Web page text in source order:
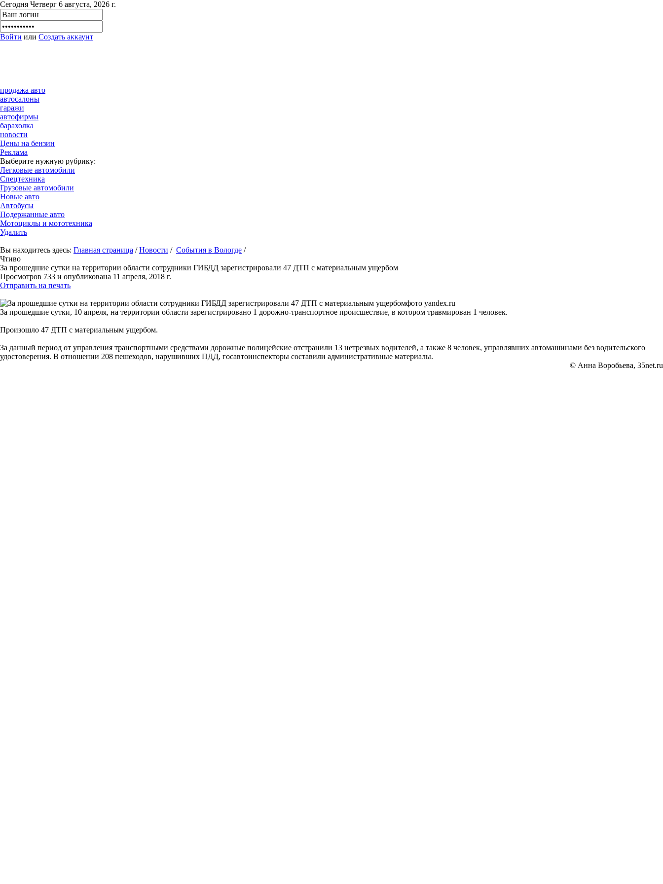
Сегодня Четверг 6 августа, 2026 г.
Войти или Создать аккаунт
продажа авто
автосалоны
гаражи
автофирмы
барахолка
новости
Цены на бензин
Реклама
Выберите нужную рубрику:
Легковые автомобили
Спецтехника
Грузовые автомобили
Новые авто
Автобусы
Подержанные авто
Мотоциклы и мототехника
Удалить
Вы находитесь здесь: Главная страница /Новости / События в Вологде /
Чтиво
За прошедшие сутки на территории области сотрудники ГИБДД зарегистрировали 47 ДТП с материальным ущербом
Просмотров 733 и опубликована 11 апреля, 2018 г.
Отправить на печать
фото yandex.ru
За прошедшие сутки, 10 апреля, на территории области зарегистрировано 1 дорожно-транспортное происшествие, в котором травмирован 1 человек.
Произошло 47 ДТП с материальным ущербом.
За данный период от управления транспортными средствами дорожные полицейские отстранили 13 нетрезвых водителей, а также 8 человек, управлявших автомашинами без водительского
удостоверения. В отношении 208 пешеходов, нарушивших ПДД, госавтоинспекторы составили административные материалы.
© Анна Воробьева, 35net.ru